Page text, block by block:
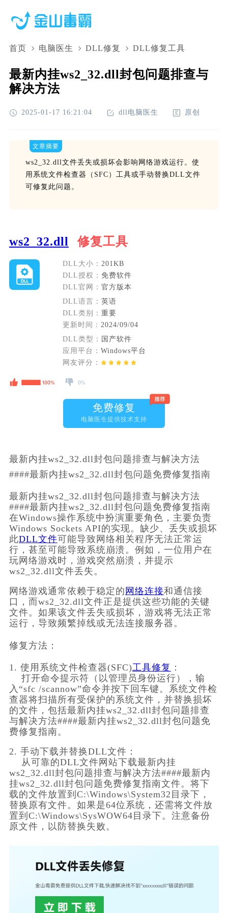
首页 电脑医生 DLL修复 DLL修复工具
最新内挂ws2_32.dll封包问题排查与
解决方法
2025-01-17 16:21:04 dll电脑医生 原创
文章摘要
ws2_32.dll文件丢失或损坏会影响网络游戏运行。使
用系统文件检查器（SFC）工具或手动替换DLL文件
可修复此问题。
ws2_32.dll 修复工具
DLL大小： 201KB
DLL授权： 免费软件
DLL官网： 官方版本
DLL语言： 英语
DLL类别： 重要
更新时间： 2024/09/04
DLL类型：
国产软件
应用平台： Windows平台
网友评分：
免费修复
电脑医生提供技术支持
最新内挂ws2_32.dll封包问题排查与解决方法
####最新内挂ws2_32.dll封包问题免费修复指南
最新内挂ws2_32.dll封包问题排查与解决方法
####最新内挂ws2_32.dll封包问题免费修复指南
在Windows操作系统中扮演重要角色，主要负责
Windows Sockets API的实现。缺少、丢失或损坏
此DLL文件可能导致网络相关程序无法正常运
行，甚至可能导致系统崩溃。例如，一位用户在
玩网络游戏时，游戏突然崩溃，并提示
ws2_32.dll文件丢失。
网络游戏通常依赖于稳定的 网络连接和通信接
口，而ws2_32.dll文件正是提供这些功能的关键
文件。如果该文件丢失或损坏，游戏将无法正常
运行，导致频繁掉线或无法连接服务器。
修复方法：
1. 使用系统文件检查器(SFC)工具修复 ：
入“sfc /scannow”命令并按下回车键。系统文件检
查器将扫描所有受保护的系统文件，并替换损坏
的文件，包括最新内挂ws2_32.dll封包问题排查
与解决方法####最新内挂ws2_32.dll封包问题免
费修复指南。
2. 手动下载并替换DLL文件：
ws2_32.dll封包问题排查与解决方法####最新内
挂ws2_32.dll封包问题免费修复指南文件。将下
载的文件放置到C:\Windows\System32目录下，
替换原有文件。如果是64位系统，还需将文件放
置到C:\Windows\SysWOW64目录下。注意备份
原文件，以防替换失败。